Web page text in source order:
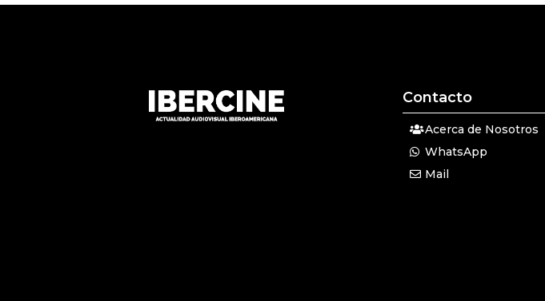
Contacto
Acerca de Nosotros
WhatsApp
Mail